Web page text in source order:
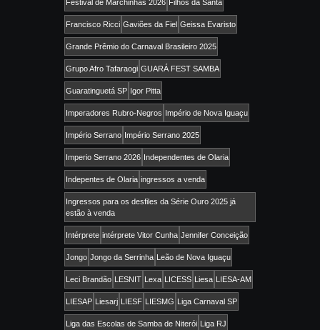
Festival de Marchinhas 2026 Filhos da Santa
Francisco Ricci Gaviões da Fiel Geissa Evaristo
Grande Prêmio do Carnaval Brasileiro 2025
Grupo Afro Tafaraogi GUARÁ FEST SAMBA
Guaratinguetá SP Igor Pitta
Imperadores Rubro-Negros Império de Nova Iguaçu
Império Serrano Império Serrano 2025
Imperio Serrano 2026 Independentes de Olaria
Indepentes de Olaria ingressos a venda
Ingressos para os desfiles da Série Ouro 2025 já
estão à venda
Intérprete intérprete Vitor Cunha Jennifer Conceição
Jongo Jongo da Serrinha Leão de Nova Iguaçu
Leci Brandão LESNIT Lexa LICESS Liesa LIESA-AM
LIESAP Liesarj LIESF LIESMG Liga Carnaval SP
Liga das Escolas de Samba de Niterói Liga RJ